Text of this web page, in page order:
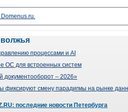
процессами и AI
ОС для встроенных систем
документооборот – 2026»
фиксируют смену парадигмы на рынке
последние новости Петербурга